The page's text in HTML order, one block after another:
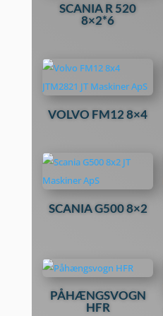
SCANIA R 520
8×2*6
VOLVO FM12 8×4
SCANIA G500 8×2
PÅHÆNGSVOGN
HFR